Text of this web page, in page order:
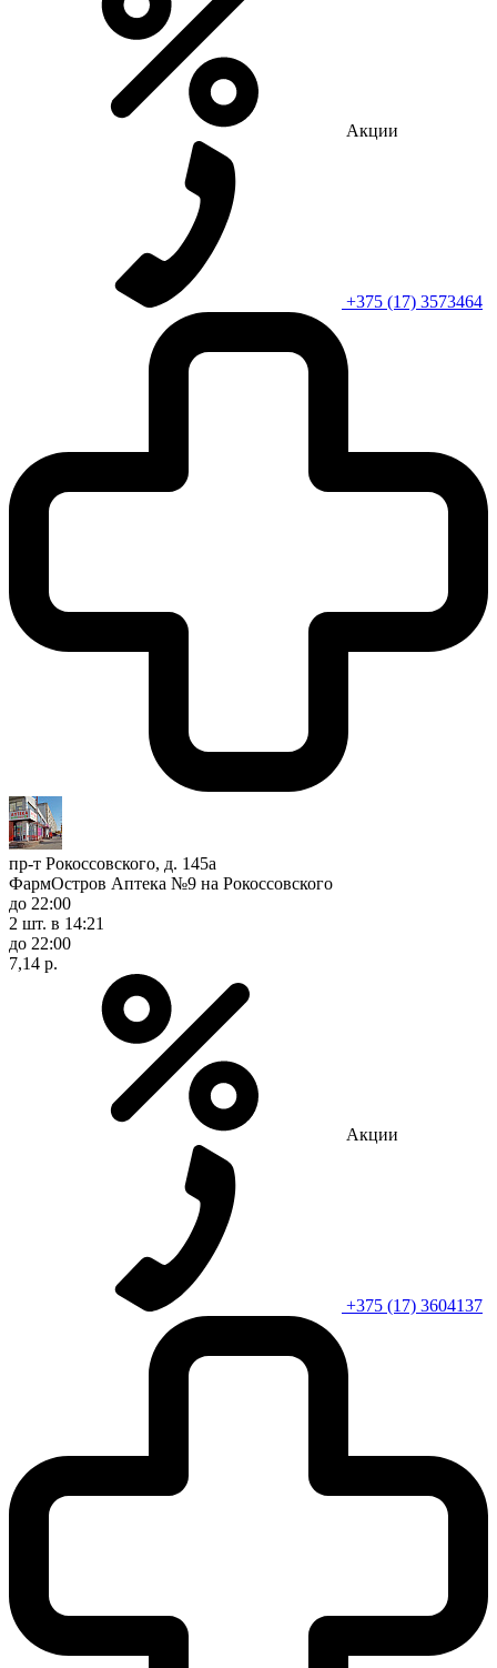
Акции
+375 (17) 3573464
пр-т Рокоссовского, д. 145а
ФармОстров Аптека №9 на Рокоссовского
до 22:00
2 шт. в 14:21
до 22:00
7,14 р.
Акции
+375 (17) 3604137